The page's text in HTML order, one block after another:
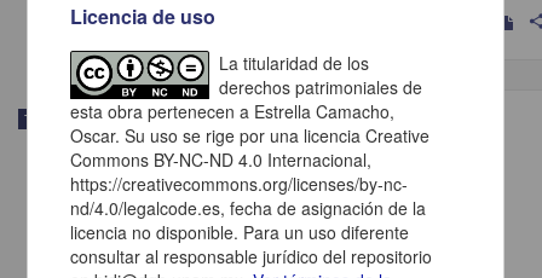
Trabajo de grado
Licencia de uso
La titularidad de los
derechos patrimoniales de
esta obra pertenecen a Estrella Camacho,
Oscar. Su uso se rige por una licencia Creative
Commons BY-NC-ND 4.0 Internacional,
https://creativecommons.org/licenses/by-nc-
nd/4.0/legalcode.es, fecha de asignación de la
licencia no disponible. Para un uso diferente
consultar al responsable jurídico del repositorio